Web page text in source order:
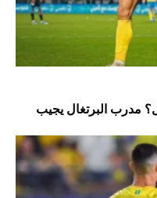
جريئة وعصرية
مدرب البرتغال يجيب